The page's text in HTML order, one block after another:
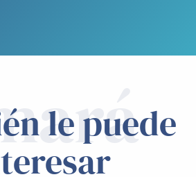
le puede